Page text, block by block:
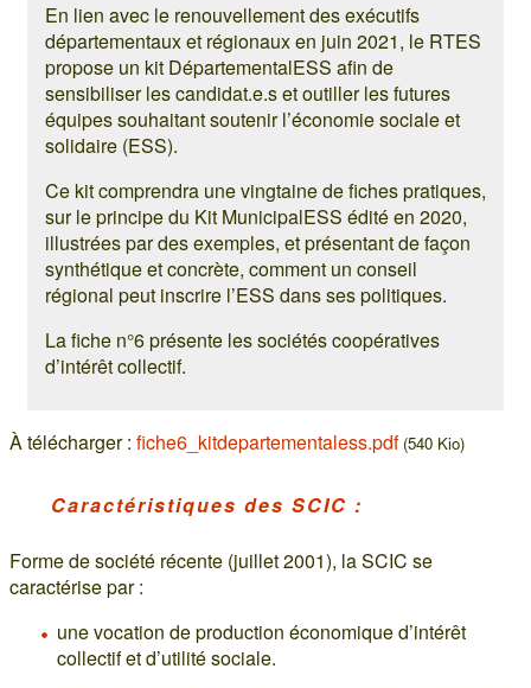
En lien avec le renouvellement des exécutifs
départementaux et régionaux en juin 2021, le RTES
propose un kit DépartementalESS afin de
sensibiliser les candidat.e.s et outiller les futures
équipes souhaitant soutenir l’économie sociale et
solidaire (ESS).
Ce kit comprendra une vingtaine de fiches pratiques,
sur le principe du Kit MunicipalESS édité en 2020,
illustrées par des exemples, et présentant de façon
synthétique et concrète, comment un conseil
régional peut inscrire l’ESS dans ses politiques.
La fiche n°6 présente les sociétés coopératives
d’intérêt collectif.
À télécharger : fiche6_kitdepartementaless.pdf (540 Kio)
Caractéristiques des SCIC :
Forme de société récente (juillet 2001), la SCIC se
caractérise par :
une vocation de production économique d’intérêt
collectif et d’utilité sociale.